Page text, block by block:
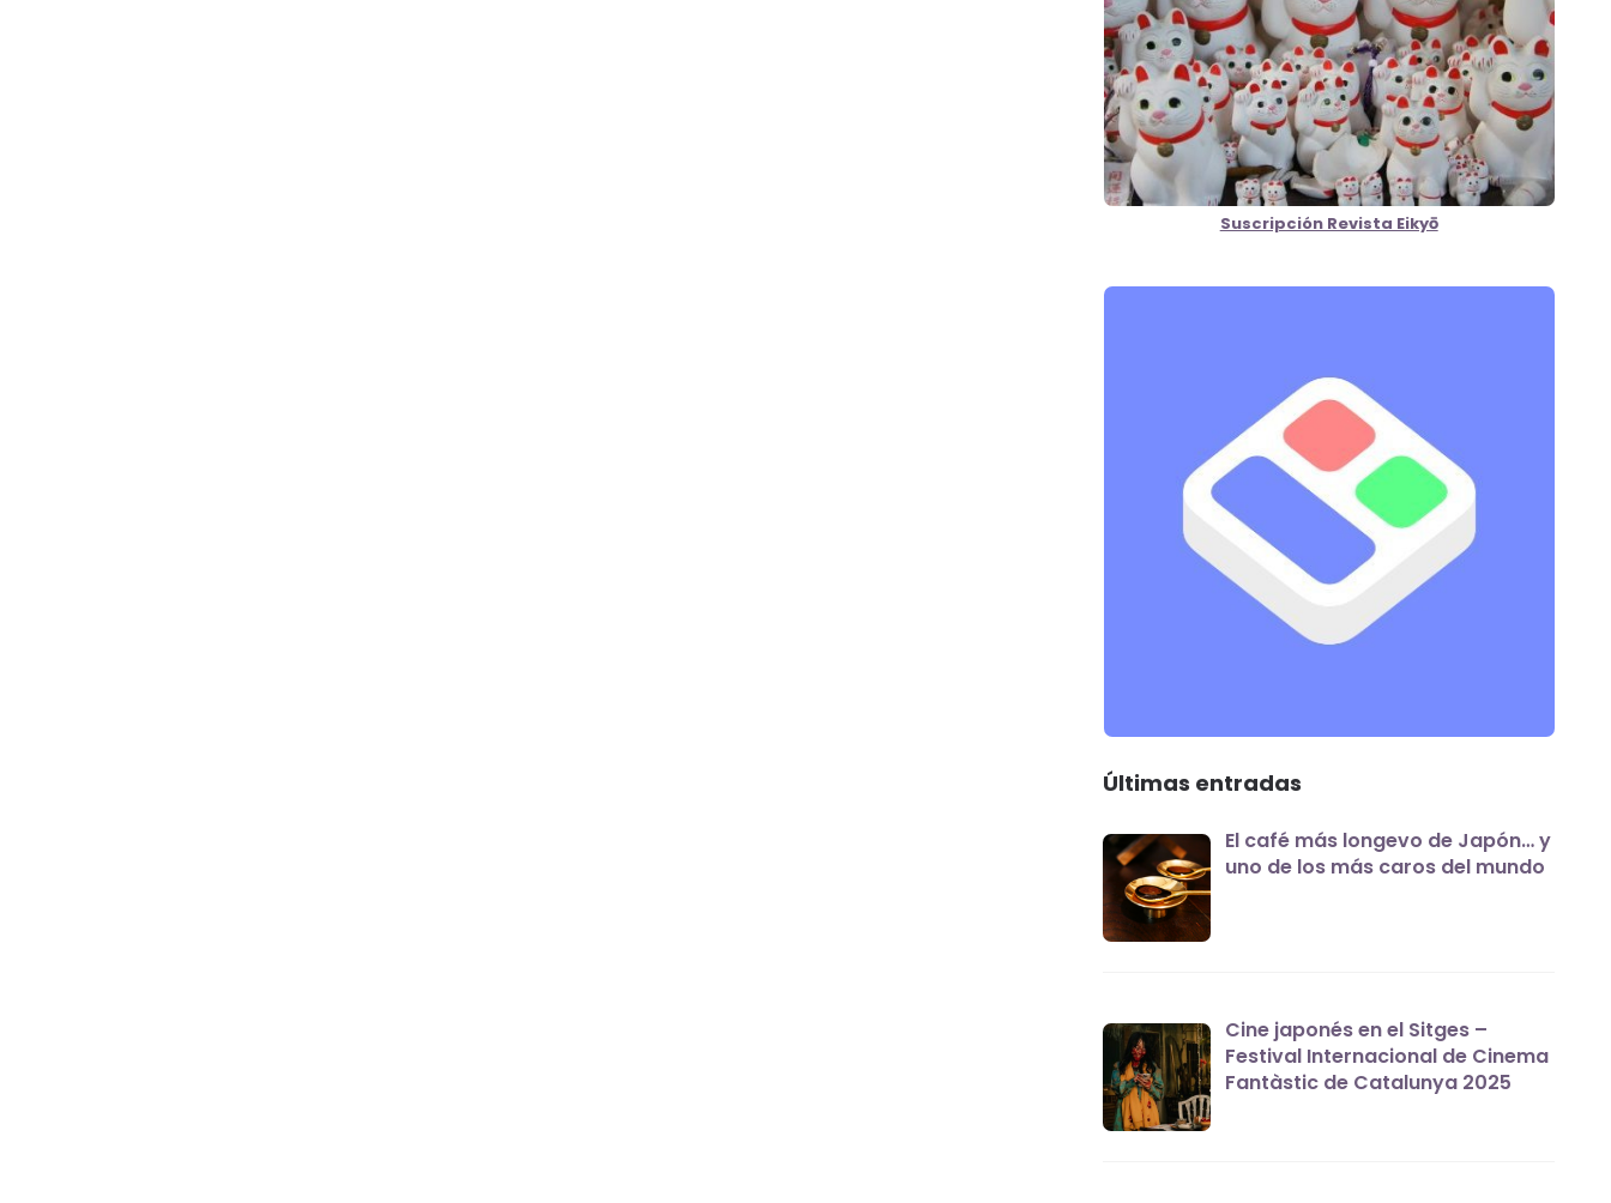
Suscripción Revista Eikyō
Últimas entradas
El café más longevo de Japón… y
uno de los más caros del mundo
Cine japonés en el Sitges –
Festival Internacional de Cinema
Fantàstic de Catalunya 2025